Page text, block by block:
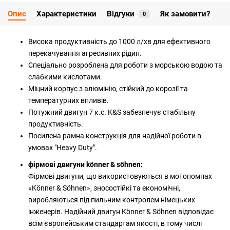
Опис Характеристики Відгуки 0 Як замовити?
Висока продуктивність до 1000 л/хв для ефективного
перекачування агресивних рідин.
Спеціально розроблена для роботи з морською водою та
слабкими кислотами.
Міцний корпус з алюмінію, стійкий до корозії та
температурних впливів.
Потужний двигун 7 к.с. K&S забезпечує стабільну
продуктивність.
Посилена рамна конструкція для надійної роботи в
умовах "Heavy Duty".
фірмові двигуни könner & söhnen:
Фірмові двигуни, що використовуються в мотопомпах
«Könner & Söhnen», зносостійкі та економічні,
виробляються під пильним контролем німецьких
інженерів. Надійний двигун Könner & Söhnen відповідає
всім європейським стандартам якості, в тому числі